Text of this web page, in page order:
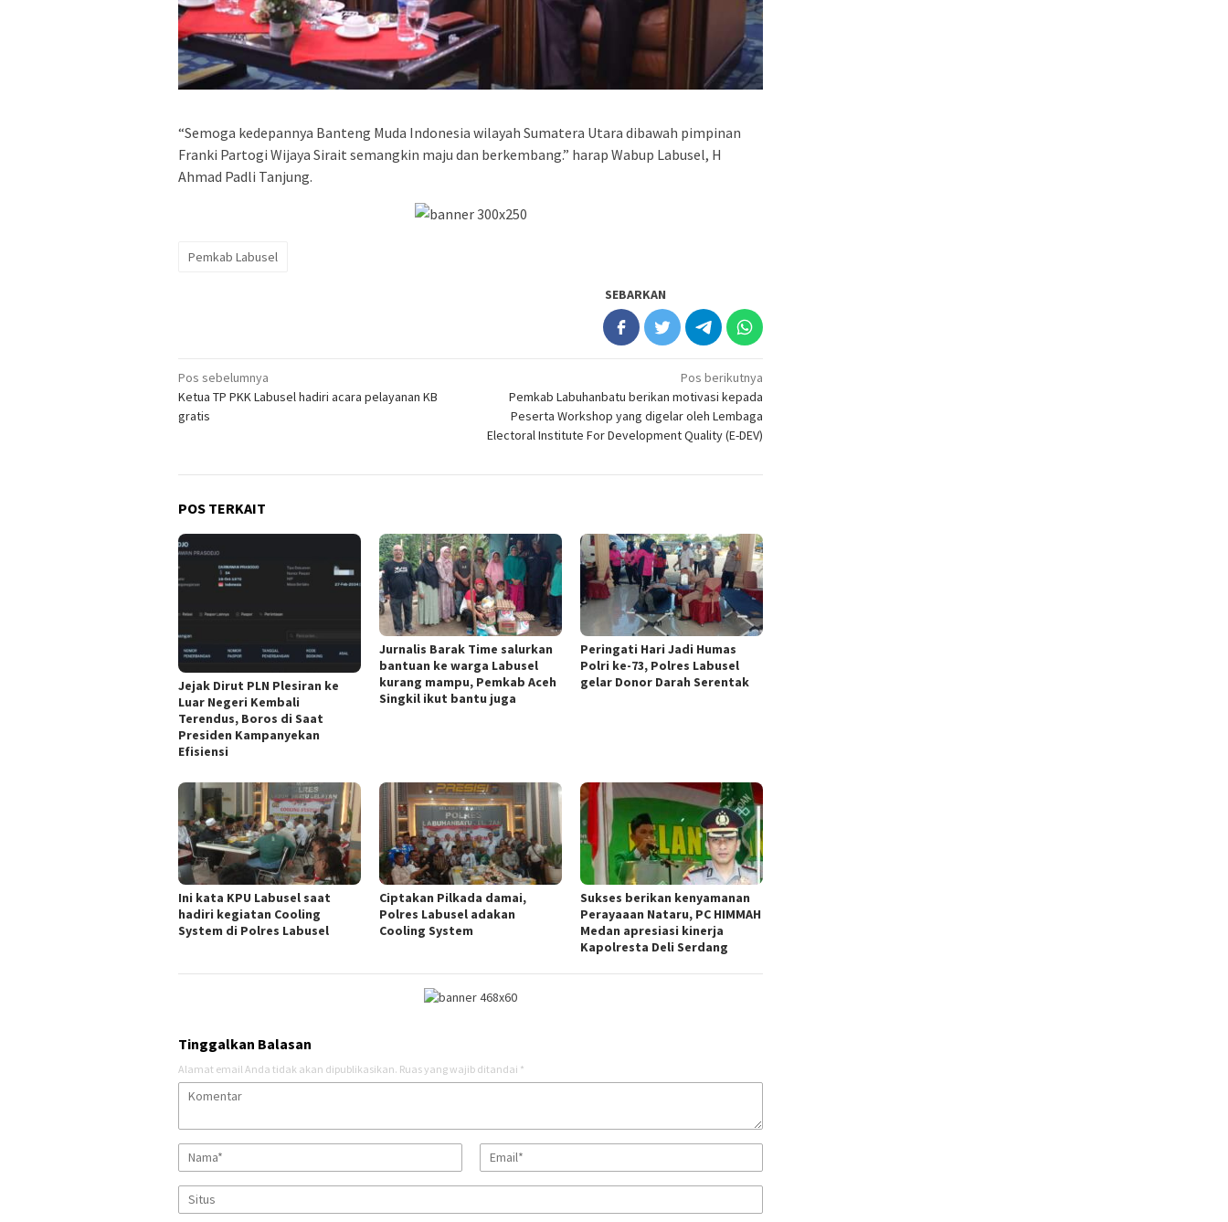
“Semoga kedepannya Banteng Muda Indonesia wilayah Sumatera Utara dibawah pimpinan
Franki Partogi Wijaya Sirait semangkin maju dan berkembang.” harap Wabup Labusel, H
Ahmad Padli Tanjung.
Pemkab Labusel
SEBARKAN
Navigasi
pos
Pos sebelumnya
Ketua TP PKK Labusel hadiri acara pelayanan KB
gratis
Pos berikutnya
Pemkab Labuhanbatu berikan motivasi kepada
Peserta Workshop yang digelar oleh Lembaga
Electoral Institute For Development Quality (E-DEV)
POS TERKAIT
Jejak Dirut PLN Plesiran ke
Luar Negeri Kembali
Terendus, Boros di Saat
Presiden Kampanyekan
Efisiensi
Jurnalis Barak Time salurkan
bantuan ke warga Labusel
kurang mampu, Pemkab Aceh
Singkil ikut bantu juga
Peringati Hari Jadi Humas
Polri ke-73, Polres Labusel
gelar Donor Darah Serentak
Ini kata KPU Labusel saat
hadiri kegiatan Cooling
System di Polres Labusel
Ciptakan Pilkada damai,
Polres Labusel adakan
Cooling System
Sukses berikan kenyamanan
Perayaaan Nataru, PC HIMMAH
Medan apresiasi kinerja
Kapolresta Deli Serdang
Tinggalkan Balasan
Alamat email Anda tidak akan dipublikasikan. Ruas yang wajib ditandai *